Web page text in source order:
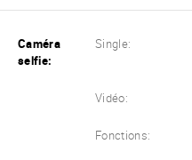
Caméra
selfie:
Single:
Vidéo:
Fonctions: